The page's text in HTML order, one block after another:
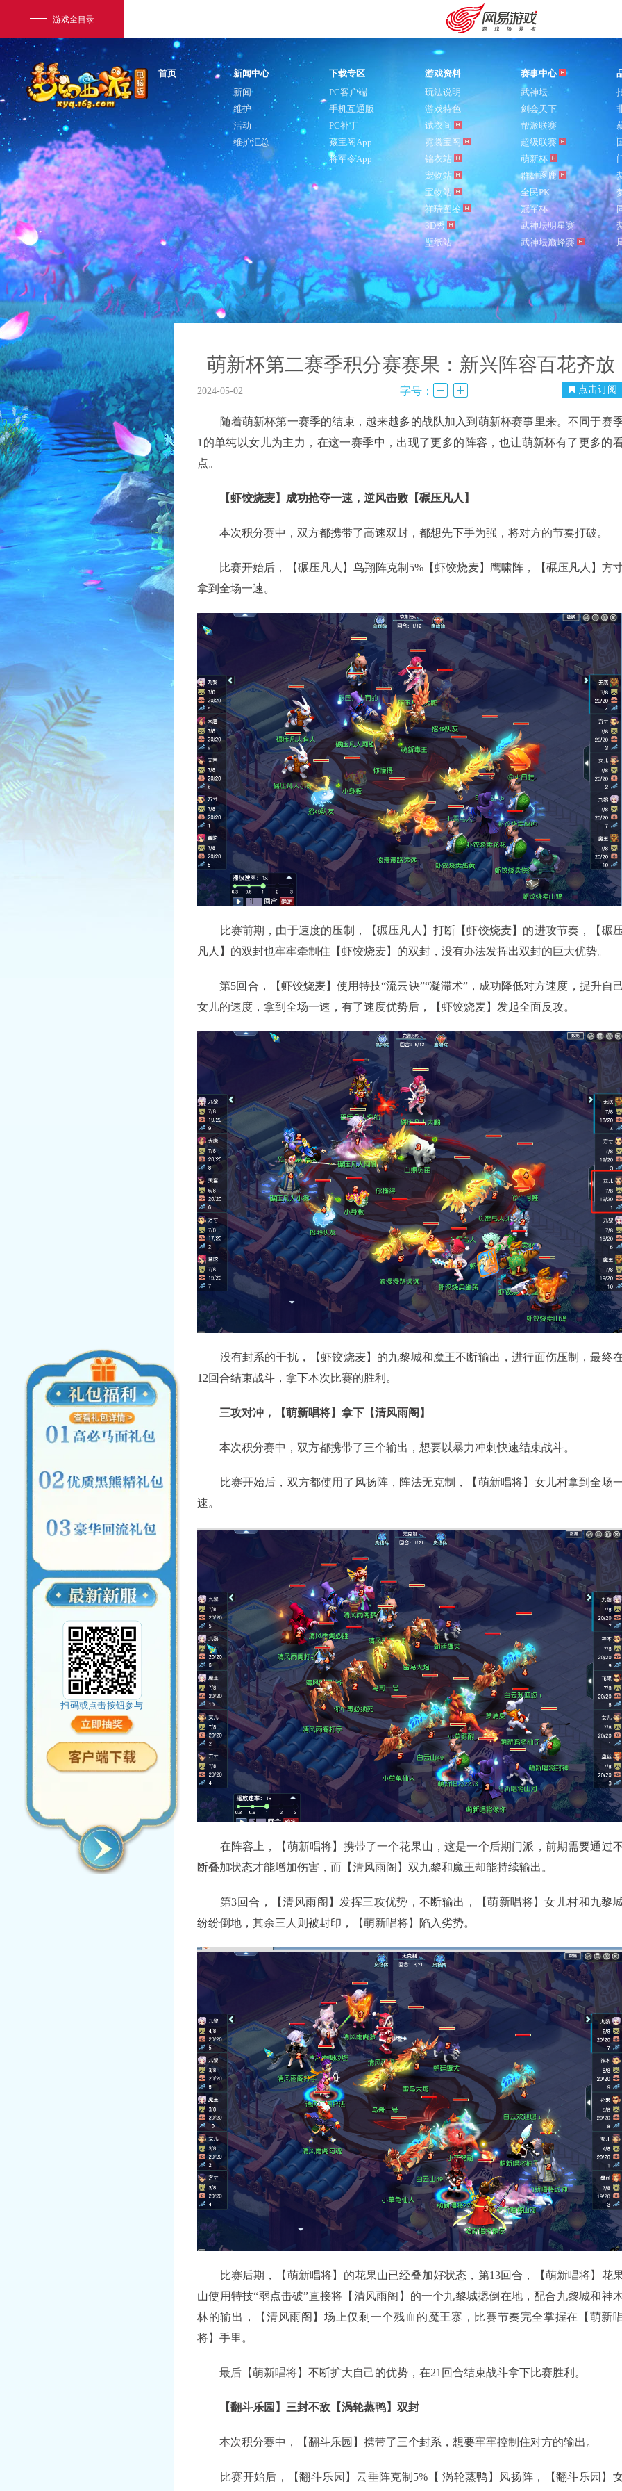
游戏全目录
网易游戏
游戏爱好者
我的足迹： 梦幻西游电脑版
购卡充值 客服中心
首页 新闻中心 下载专区 游戏资料 赛事中心
新闻
维护
活动
维护汇总
PC客户端
手机互通版
PC补丁
藏宝阁App
将军令App
玩法说明
游戏特色
试衣间
霓裳宝阁
锦衣站
宠物站
宝物站
祥瑞图鉴
3D秀
壁纸站
武神坛
剑会天下
帮派联赛
超级联赛
萌新杯
群雄逐鹿
全民PK
冠军杯
武神坛明星赛
武神坛巅峰赛
萌新杯第二赛季积分赛赛果：新兴阵容百花齐放
点击订阅
2024-05-02 字号：
随着萌新杯第一赛季的结束，越来越多的战队加入到萌新杯赛事里来。不同于赛
1的单纯以女儿为主力，在这一赛季中，出现了更多的阵容，也让萌新杯有了更多的
点。
【虾饺烧麦】成功抢夺一速，逆风击败【碾压凡人】
本次积分赛中，双方都携带了高速双封，都想先下手为强，将对方的节奏打破。
比赛开始后，【碾压凡人】鸟翔阵克制5%【虾饺烧麦】鹰啸阵，【碾压凡人】方
拿到全场一速。
比赛前期，由于速度的压制，【碾压凡人】打断【虾饺烧麦】的进攻节奏，【碾
凡人】的双封也牢牢牵制住【虾饺烧麦】的双封，没有办法发挥出双封的巨大优势。
第5回合，【虾饺烧麦】使用特技“流云诀”“凝滞术”，成功降低对方速度，提升自
女儿的速度，拿到全场一速，有了速度优势后，【虾饺烧麦】发起全面反攻。
没有封系的干扰，【虾饺烧麦】的九黎城和魔王不断输出，进行面伤压制，最终
12回合结束战斗，拿下本次比赛的胜利。
三攻对冲，【萌新唱将】拿下【清风雨阁】
本次积分赛中，双方都携带了三个输出，想要以暴力冲刺快速结束战斗。
比赛开始后，双方都使用了风扬阵，阵法无克制，【萌新唱将】女儿村拿到全场
速。
在阵容上，【萌新唱将】携带了一个花果山，这是一个后期门派，前期需要通过
断叠加状态才能增加伤害，而【清风雨阁】双九黎和魔王却能持续输出。
第3回合，【清风雨阁】发挥三攻优势，不断输出，【萌新唱将】女儿村和九黎
纷纷倒地，其余三人则被封印，【萌新唱将】陷入劣势。
比赛后期，【萌新唱将】的花果山已经叠加好状态，第13回合，【萌新唱将】花
山使用特技“弱点击破”直接将【清风雨阁】的一个九黎城摁倒在地，配合九黎城和神
林的输出，【清风雨阁】场上仅剩一个残血的魔王寨，比赛节奏完全掌握在【萌新
将】手里。
最后【萌新唱将】不断扩大自己的优势，在21回合结束战斗拿下比赛胜利。
【翻斗乐园】三封不敌【涡轮蒸鸭】双封
本次积分赛中，【翻斗乐园】携带了三个封系，想要牢牢控制住对方的输出。
比赛开始后，【翻斗乐园】云垂阵克制5%【 涡轮蒸鸭】风扬阵，【翻斗乐园】
扫码或点击按钮参与